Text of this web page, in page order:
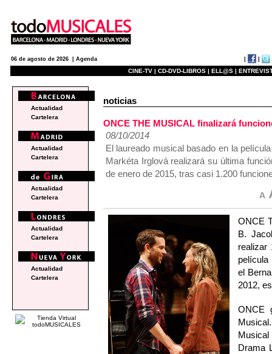
06 de agosto de 2026 | Agenda
CINE-TV | CD-DVD-LIBROS | ELL@S |
noticias
ONCE THE MUSICAL finalizará
08/10/2014
El laureado musical basado en la
Markéta Irglová realizará su última
de enero de 2015, tras casi 1.200
ONCE
B.
realizar
película
el
2012,
ONCE
Drama
Actualidad
Cartelera
Actualidad
Cartelera
Actualidad
Cartelera
Actualidad
Cartelera
Actualidad
Cartelera